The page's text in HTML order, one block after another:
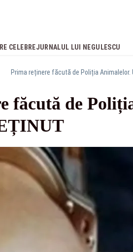
CELEBREJURNALUL LUI NEGULESCU
Prima reținere făcută de Poliția
făcută de